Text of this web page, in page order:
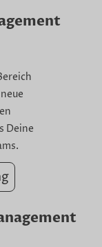
Deine